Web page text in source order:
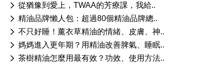
從猶豫到愛上，TWAA的芳療課，我給..
精油品牌懶人包：超過80個精油品牌總..
不只好睡！薰衣草精油的情緒、皮膚、神..
媽媽進入更年期？用精油改善脾氣、睡眠..
茶樹精油怎麼用最有效？功效、使用方法..